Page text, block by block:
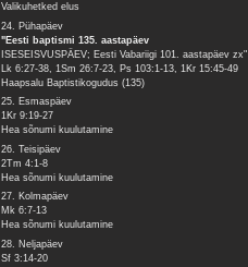
Valikuhetked elus
24. Pühapäev
"Eesti baptismi 135. aastapäev
ISESEISVUSPÄEV; Eesti Vabariigi 101. aastapäev zx"
Lk 6:27-38, 1Sm 26:7-23, Ps 103:1-13, 1Kr 15:45-49
Haapsalu Baptistikogudus (135)
25. Esmaspäev
1Kr 9:19-27
Hea sõnumi kuulutamine
26. Teisipäev
2Tm 4:1-8
Hea sõnumi kuulutamine
27. Kolmapäev
Mk 6:7-13
Hea sõnumi kuulutamine
28. Neljapäev
Sf 3:14-20